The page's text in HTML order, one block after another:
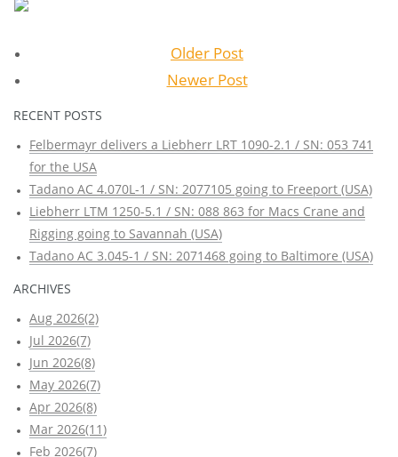
Older Post
Newer Post
RECENT POSTS
Felbermayr delivers a Liebherr LRT 1090-2.1 / SN: 053 741
for the USA
Tadano AC 4.070L-1 / SN: 2077105 going to Freeport (USA)
Liebherr LTM 1250-5.1 / SN: 088 863 for Macs Crane and
Rigging going to Savannah (USA)
Tadano AC 3.045-1 / SN: 2071468 going to Baltimore (USA)
ARCHIVES
Aug 2026(2)
Jul 2026(7)
Jun 2026(8)
May 2026(7)
Apr 2026(8)
Mar 2026(11)
Feb 2026(7)